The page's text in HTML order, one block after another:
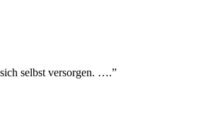
selbst versorgen. ….”